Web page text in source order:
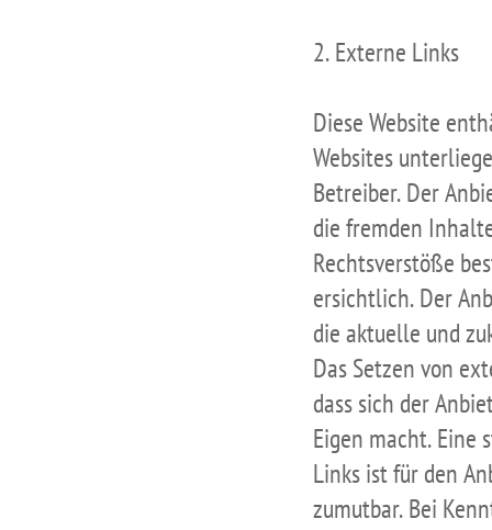
2. Externe Links
Diese Website
Websites
Betreiber. Der
die fremden
Rechtsverstöße
ersichtlich. Der
die aktuelle und
Das Setzen von
dass sich der
Eigen macht. Eine
Links ist für den
zumutbar. Bei